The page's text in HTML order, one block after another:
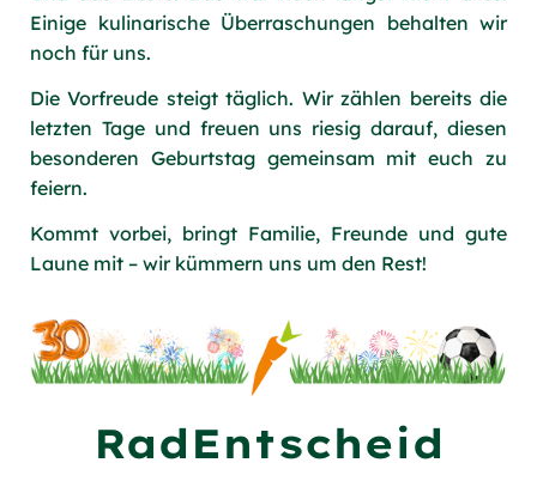
Einige kulinarische Überraschungen behalten wir
noch für uns.
Die Vorfreude steigt täglich. Wir zählen bereits die
letzten Tage und freuen uns riesig darauf, diesen
besonderen Geburtstag gemeinsam mit euch zu
feiern.
Kommt vorbei, bringt Familie, Freunde und gute
Laune mit – wir kümmern uns um den Rest!
RadEntscheid